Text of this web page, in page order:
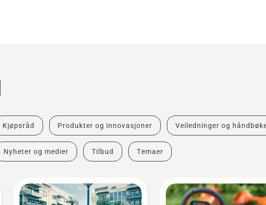
Kjøpsråd Produkter og innovasjoner Veiledninger og
Nyheter og medier Tilbud Temaer